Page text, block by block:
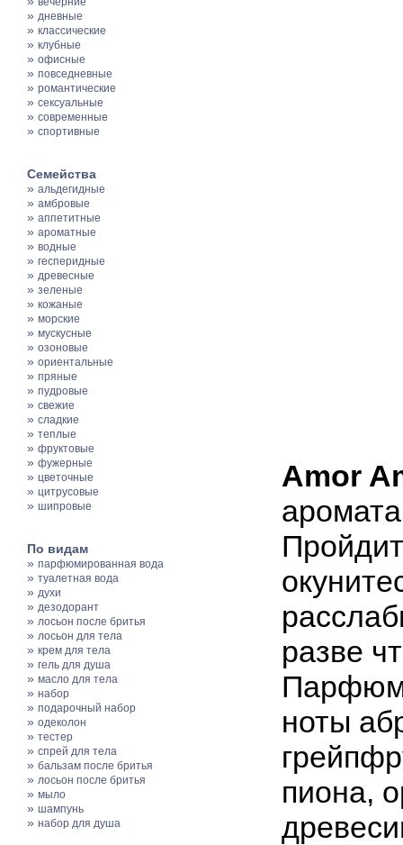
» дневные
» классические
» клубные
» офисные
» повседневные
» романтические
» сексуальные
» современные
» спортивные
Семейства
» альдегидные
» амбровые
» аппетитные
» ароматные
» водные
» гесперидные
» древесные
» зеленые
» кожаные
» морские
» мускусные
» озоновые
» ориентальные
» пряные
» пудровые
» свежие
» сладкие
» теплые
» фруктовые
» фужерные
» цветочные
» цитрусовые
» шипровые
По видам
» парфюмированная вода
» туалетная вода
» духи
» дезодорант
» лосьон после бритья
» лосьон для тела
» крем для тела
» гель для душа
» масло для тела
» набор
» подарочный набор
» одеколон
» тестер
» спрей для тела
» бальзам после бритья
» лосьон после бритья
» мыло
» шампунь
» набор для душа
Amor
разве
ноты
пиона,